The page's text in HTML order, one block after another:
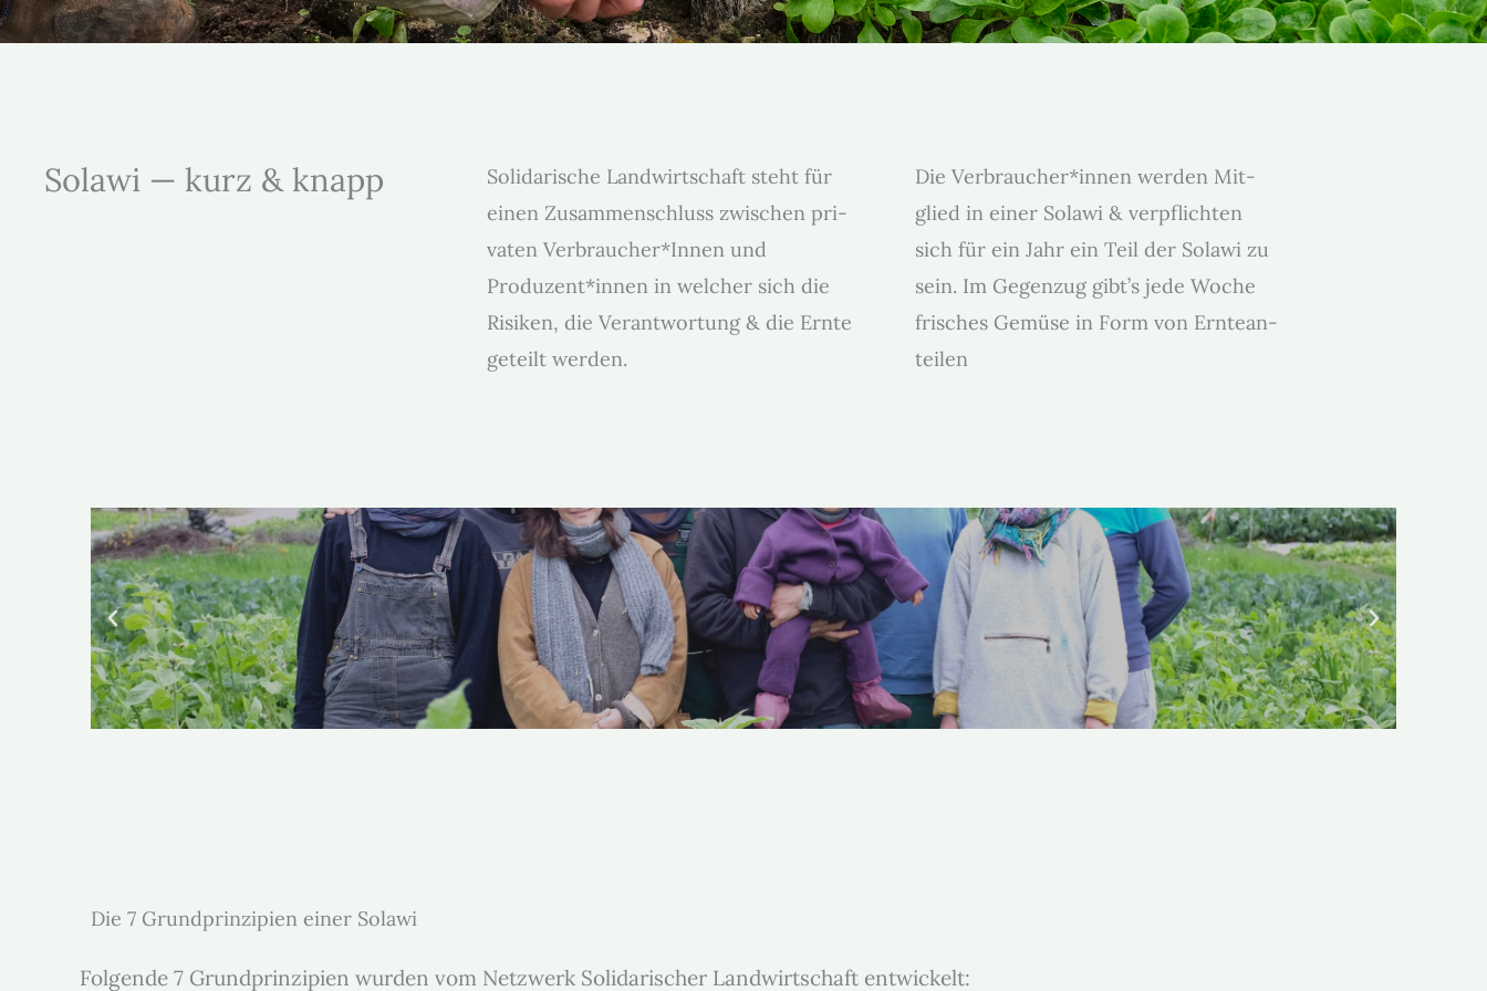
Solawi — kurz & knapp
Sol­i­darische Land­wirtschaft ste­ht für
einen Zusam­men­schluss zwis­chen pri­
vat­en Verbraucher*Innen und
Produzent*innen in welch­er sich die
Risiken, die Ver­ant­wor­tung & die Ernte
geteilt wer­den.
Die Verbraucher*innen wer­den Mit­
glied in ein­er Solawi & verpflicht­en
sich für ein Jahr ein Teil der Solawi zu
sein. Im Gegen­zug gibt’s jede Woche
frisches Gemüse in Form von Ern­tean­
teilen
Die 7 Grundprinzipien einer Solawi
Folgende 7 Grundprinzipien wurden vom Netzwerk Solidarischer Landwirtschaft entwickelt: